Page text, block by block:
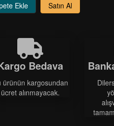
Ekle Satın Al
Bedava
ürünün kargosundan
ücret alınmayacak.